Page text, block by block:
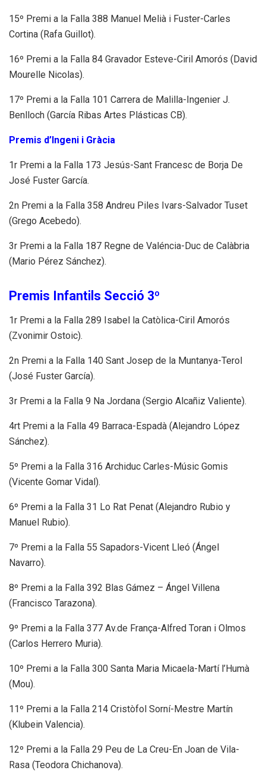
15º Premi a la Falla 388 Manuel Melià i Fuster-Carles
Cortina (Rafa Guillot).
16º Premi a la Falla 84 Gravador Esteve-Ciril Amorós (David
Mourelle Nicolas).
17º Premi a la Falla 101 Carrera de Malilla-Ingenier J.
Benlloch (García Ribas Artes Plásticas CB).
Premis d’Ingeni i Gràcia
1r Premi a la Falla 173 Jesús-Sant Francesc de Borja De
José Fuster García.
2n Premi a la Falla 358 Andreu Piles Ivars-Salvador Tuset
(Grego Acebedo).
3r Premi a la Falla 187 Regne de Valéncia-Duc de Calàbria
(Mario Pérez Sánchez).
Premis Infantils Secció 3º
1r Premi a la Falla 289 Isabel la Catòlica-Ciril Amorós
(Zvonimir Ostoic).
2n Premi a la Falla 140 Sant Josep de la Muntanya-Terol
(José Fuster García).
3r Premi a la Falla 9 Na Jordana (Sergio Alcañiz Valiente).
4rt Premi a la Falla 49 Barraca-Espadà (Alejandro López
Sánchez).
5º Premi a la Falla 316 Archiduc Carles-Músic Gomis
(Vicente Gomar Vidal).
6º Premi a la Falla 31 Lo Rat Penat (Alejandro Rubio y
Manuel Rubio).
7º Premi a la Falla 55 Sapadors-Vicent Lleó (Ángel
Navarro).
8º Premi a la Falla 392 Blas Gámez – Ángel Villena
(Francisco Tarazona).
9º Premi a la Falla 377 Av.de França-Alfred Toran i Olmos
(Carlos Herrero Muria).
10º Premi a la Falla 300 Santa Maria Micaela-Martí l’Humà
(Mou).
11º Premi a la Falla 214 Cristòfol Sorní-Mestre Martín
(Klubein Valencia).
12º Premi a la Falla 29 Peu de La Creu-En Joan de Vila-
Rasa (Teodora Chichanova).